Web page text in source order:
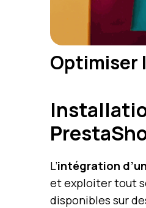
Optimiser
L’intégration
et exploiter tout
disponibles sur